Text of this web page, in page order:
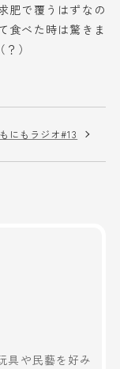
肥で覆うはずなの
食べた時は驚きま
）
にもラジオ#13
具や民藝を好み